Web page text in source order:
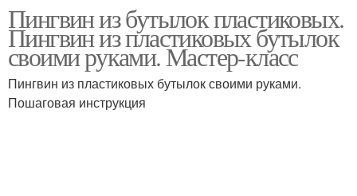
Забавные пингвины
пластиковых бутылок
Маленький пингвин
Пингвин из бутылок пластиковых.
Пингвин из пластиковых бутылок
своими руками. Мастер-класс
Пингвин из пластиковых бутылок своими руками.
Пошаговая инструкция